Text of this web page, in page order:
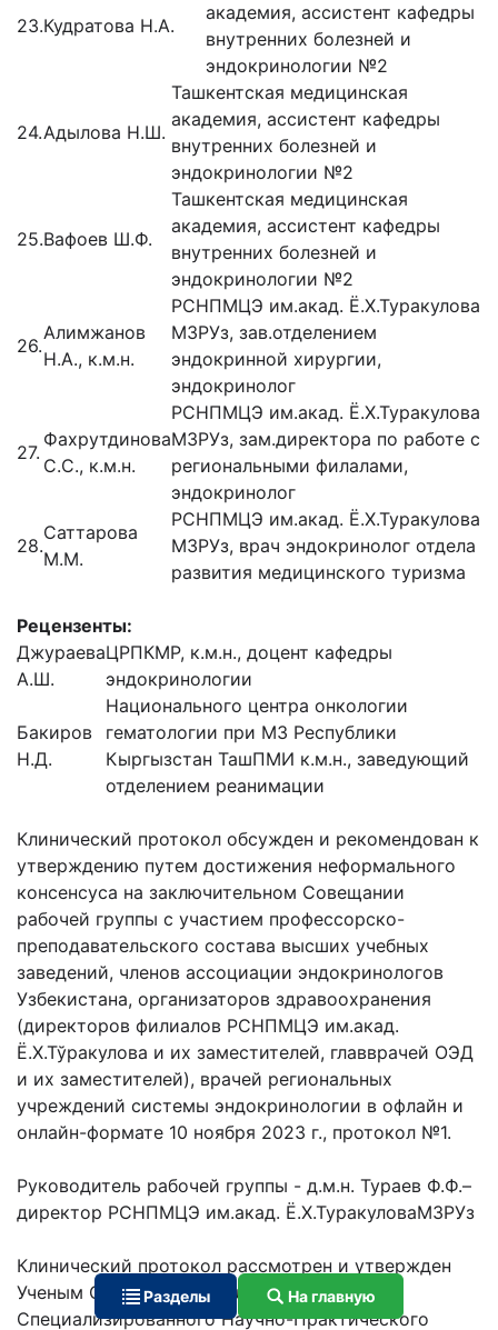
23.Кудратова Н.А.
академия, ассистент кафедры
внутренних болезней и
эндокринологии №2
24.Адылова Н.Ш.
Ташкентская медицинская
академия, ассистент кафедры
внутренних болезней и
эндокринологии №2
25.Вафоев Ш.Ф.
Ташкентская медицинская
академия, ассистент кафедры
внутренних болезней и
эндокринологии №2
26.
Алимжанов
Н.А., к.м.н.
РСНПМЦЭ им.акад. Ё.Х.Туракулова
МЗРУз, зав.отделением
эндокринной хирургии,
эндокринолог
27.
Фахрутдинова
С.С., к.м.н.
РСНПМЦЭ им.акад. Ё.Х.Туракулова
МЗРУз, зам.директора по работе с
региональными филалами,
эндокринолог
28.
Саттарова
М.М.
РСНПМЦЭ им.акад. Ё.Х.Туракулова
МЗРУз, врач эндокринолог отдела
развития медицинского туризма
Рецензенты:
Джураева
А.Ш.
ЦРПКМР, к.м.н., доцент кафедры
эндокринологии
Бакиров
Н.Д.
Национального центра онкологии
гематологии при МЗ Республики
Кыргызстан ТашПМИ к.м.н., заведующий
отделением реанимации
Клинический протокол обсужден и рекомендован к
утверждению путем достижения неформального
консенсуса на заключительном Совещании
рабочей группы с участием профессорско-
преподавательского состава высших учебных
заведений, членов ассоциации эндокринологов
Узбекистана, организаторов здравоохранения
(директоров филиалов РСНПМЦЭ им.акад.
Ё.Х.Тўракулова и их заместителей, главврачей ОЭД
и их заместителей), врачей региональных
учреждений системы эндокринологии в офлайн и
онлайн-формате 10 ноября 2023 г., протокол №1.
Руководитель рабочей группы - д.м.н. Тураев Ф.Ф.–
директор РСНПМЦЭ им.акад. Ё.Х.ТуракуловаМЗРУз
Клинический протокол рассмотрен и утвержден
Ученым Советом Республиканского
Специализированного Научно-Практического
Разделы На главную